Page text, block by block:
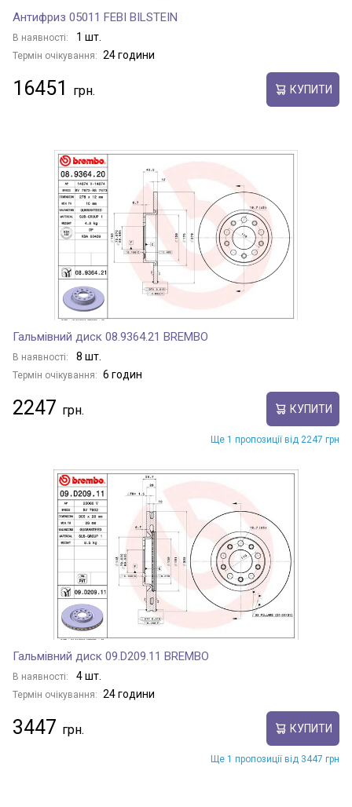
Антифриз 05011 FEBI BILSTEIN
В наявності: 1 шт.
Термін очікування: 24 години
16451 КУПИТИ
Гальмівний диск 08.9364.21 BREMBO
В наявності: 8 шт.
Термін очікування: 6 годин
2247 КУПИТИ
Ще 1 пропозиції від 2247 грн
Гальмівний диск 09.D209.11 BREMBO
В наявності: 4 шт.
Термін очікування: 24 години
3447 КУПИТИ
Ще 1 пропозиції від 3447 грн